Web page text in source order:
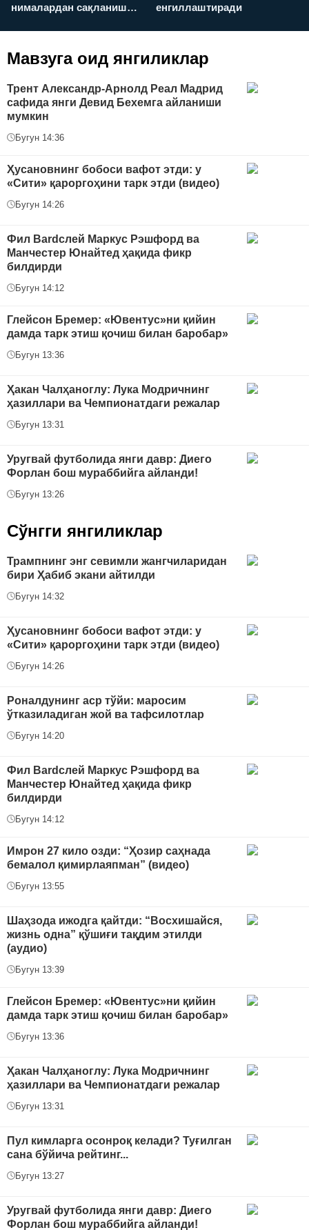
нималардан сақланиш
енгиллаштиради
Мавзуга оид янгиликлар
Трент Александр-Арнолд Реал Мадрид
сафида янги Девид Бехемга айланиши
мумкин
Бугун 14:36
Ҳусановнинг бобоси вафот этди: у
«Сити» қароргоҳини тарк этди (видео)
Бугун 14:26
Фил Bardслей Маркус Рэшфорд ва
Манчестер Юнайтед ҳақида фикр
билдирди
Бугун 14:12
Глейсон Бремер: «Ювентус»ни қийин
дамда тарк этиш қочиш билан баробар»
Бугун 13:36
Ҳакан Чалҳаноглу: Лука Модричнинг
ҳазиллари ва Чемпионатдаги режалар
Бугун 13:31
Уругвай футболида янги давр: Диего
Форлан бош мураббийга айланди!
Бугун 13:26
Сўнгги янгиликлар
Трампнинг энг севимли жангчиларидан
бири Ҳабиб экани айтилди
Бугун 14:32
Ҳусановнинг бобоси вафот этди: у
«Сити» қароргоҳини тарк этди (видео)
Бугун 14:26
Роналдунинг аср тўйи: маросим
ўтказиладиган жой ва тафсилотлар
Бугун 14:20
Фил Bardслей Маркус Рэшфорд ва
Манчестер Юнайтед ҳақида фикр
билдирди
Бугун 14:12
Имрон 27 кило озди: “Ҳозир саҳнада
бемалол қимирлаяпман” (видео)
Бугун 13:55
Шаҳзода ижодга қайтди: “Восхишайся,
жизнь одна” қўшиғи тақдим этилди
(аудио)
Бугун 13:39
Глейсон Бремер: «Ювентус»ни қийин
дамда тарк этиш қочиш билан баробар»
Бугун 13:36
Ҳакан Чалҳаноглу: Лука Модричнинг
ҳазиллари ва Чемпионатдаги режалар
Бугун 13:31
Пул кимларга осонроқ келади? Туғилган
сана бўйича рейтинг...
Бугун 13:27
Уругвай футболида янги давр: Диего
Форлан бош мураббийга айланди!